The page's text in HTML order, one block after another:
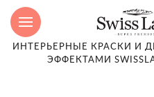
ИНТЕРЬЕРНЫЕ КРАСКИ И
ЭФФЕКТАМИ